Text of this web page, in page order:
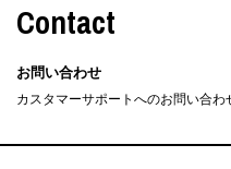
Contact
お問い合わせ
カスタマーサポートへのお問い合わ